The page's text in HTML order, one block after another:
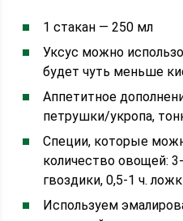
1 стакан — 250 мл
Уксус можно
будет чуть меньше
Аппетитное
петрушки/укропа,
Специи, которые
количество овощей:
гвоздики, 0,5-1 ч.
Используем